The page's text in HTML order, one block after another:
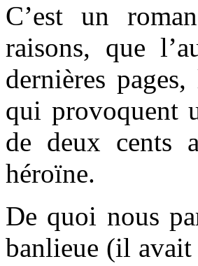
C’est un
raisons, que
dernières
qui provoquent
de deux cents
héroïne.
De quoi nous
banlieue (il avait